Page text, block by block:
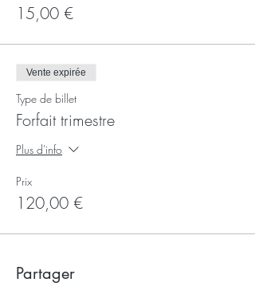
15,00 €
Vente expirée
Type de billet
Forfait trimestre
Plus d'info
Prix
120,00 €
Partager